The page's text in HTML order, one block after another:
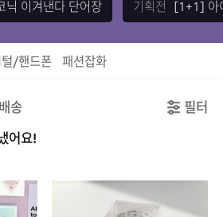
닉 이겨낸다 단어장 기획전 [1+1] 아
기획전 바로가기
털/핸드폰 패션잡화
송 필터
어요!